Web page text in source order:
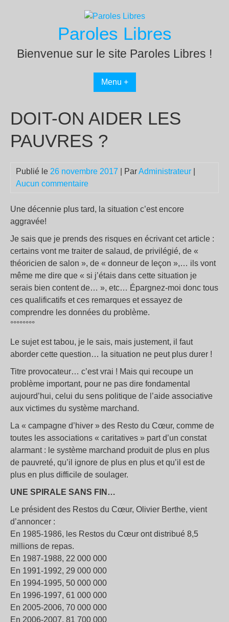
Paroles Libres
Bienvenue sur le site Paroles Libres !
Menu +
DOIT-ON AIDER LES
PAUVRES ?
Publié le 26 novembre 2017 | ParAdministrateur
Aucun commentaire
Une décennie plus tard, la situation c’est encore
aggravée!
Je sais que je prends des risques en écrivant cet article :
certains vont me traiter de salaud, de privilégié, de «
théoricien de salon », de « donneur de leçon »,… ils vont
même me dire que « si j’étais dans cette situation je
serais bien content de… », etc… Épargnez-moi donc tous
ces qualificatifs et ces remarques et essayez de
comprendre les données du problème.
°°°°°°°°
Le sujet est tabou, je le sais, mais justement, il faut
aborder cette question… la situation ne peut plus durer !
Titre provocateur… c’est vrai ! Mais qui recoupe un
problème important, pour ne pas dire fondamental
aujourd’hui, celui du sens politique de l’aide associative
aux victimes du système marchand.
La « campagne d’hiver » des Resto du Cœur, comme de
toutes les associations « caritatives » part d’un constat
alarmant : le système marchand produit de plus en plus
de pauvreté, qu’il ignore de plus en plus et qu’il est de
plus en plus difficile de soulager.
UNE SPIRALE SANS FIN…
Le président des Restos du Cœur, Olivier Berthe, vient
d’annoncer :
En 1985-1986, les Restos du Cœur ont distribué 8,5
millions de repas.
En 1987-1988, 22 000 000
En 1991-1992, 29 000 000
En 1994-1995, 50 000 000
En 1996-1997, 61 000 000
En 2005-2006, 70 000 000
En 2006-2007, 81 700 000